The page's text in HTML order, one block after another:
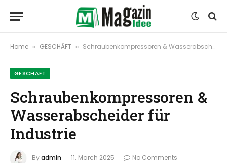
Home » GESCHÄFT » Schraubenkompressoren & Wasserabscheider für Industrie
GESCHÄFT
Schraubenkompressoren &
Wasserabscheider für
Industrie
Byadmin 11. March 2025
No Comments